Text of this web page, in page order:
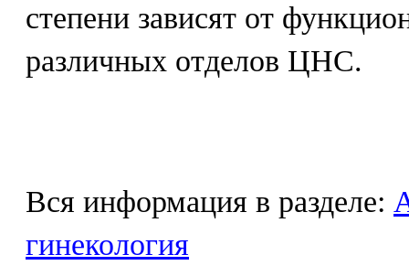
степени зависят от
различных отделов ЦНС.
Вся информация в разделе:
гинекология